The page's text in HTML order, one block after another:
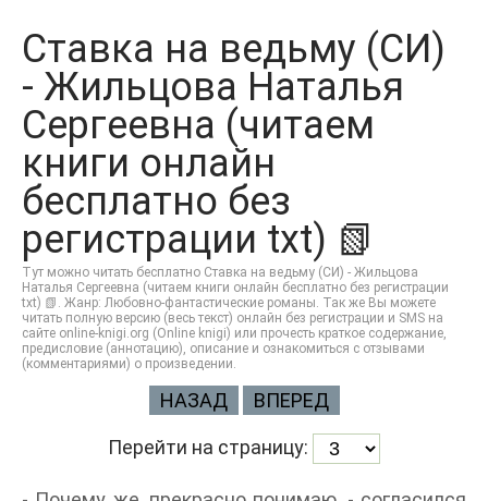
ЗАКЛАДКИ
Ставка на ведьму (СИ)
- Жильцова Наталья
Сергеевна (читаем
книги онлайн
бесплатно без
регистрации txt) 📗
Тут можно читать бесплатно Ставка на ведьму (СИ) - Жильцова
Наталья Сергеевна (читаем книги онлайн бесплатно без регистрации
txt) 📗. Жанр: Любовно-фантастические романы. Так же Вы можете
читать полную версию (весь текст) онлайн без регистрации и SMS на
сайте online-knigi.org (Online knigi) или прочесть краткое содержание,
предисловие (аннотацию), описание и ознакомиться с отзывами
(комментариями) о произведении.
НАЗАД ВПЕРЕД
Перейти на страницу: